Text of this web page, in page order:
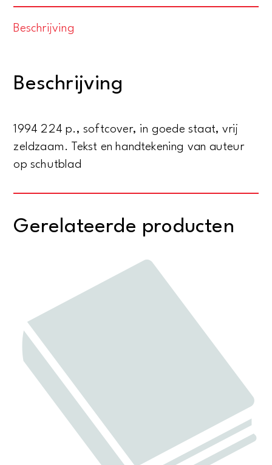
het
beleidsterrein
zaken,
1994
Beschrijving
Beschrijving
1994 224 p., softcover, in goede staat, vrij
zeldzaam. Tekst en handtekening van auteur
op schutblad
Gerelateerde producten